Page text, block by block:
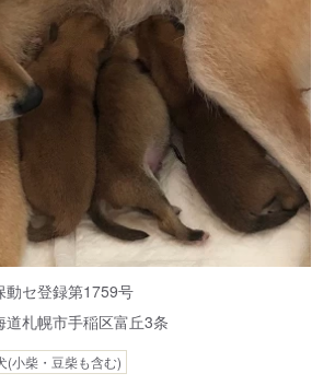
動セ登録第1759号
道札幌市手稲区富丘3条
(小柴・豆柴も含む)